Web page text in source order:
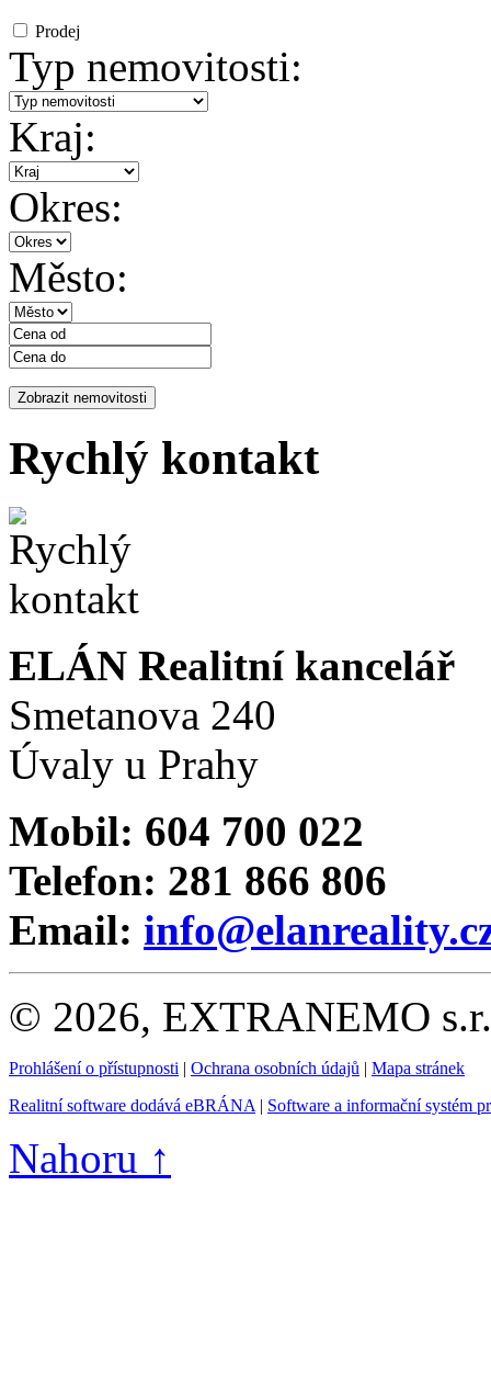
Prodej
Typ nemovitosti:
Kraj:
Okres:
Město:
Rychlý kontakt
ELÁN Realitní kancelář
Smetanova 240
Úvaly u Prahy
Mobil: 604 700 022
Telefon: 281 866 806
Email:
© 2026, EXTRANEMO
Prohlášení o přístupnosti | Ochrana osobních údajů | Mapa stránek
Realitní software dodává eBRÁNA | Software a informační systém
Nahoru ↑